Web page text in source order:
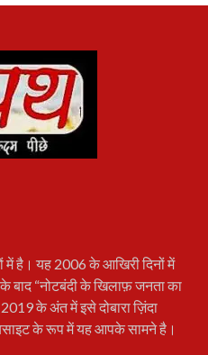
में है। यह 2006 के आखिरी दिनों में
“नोटबंदी के खिलाफ़ जनता का
के अंत में इसे दोबारा ज़िंदा
के रूप में यह आपके सामने है।